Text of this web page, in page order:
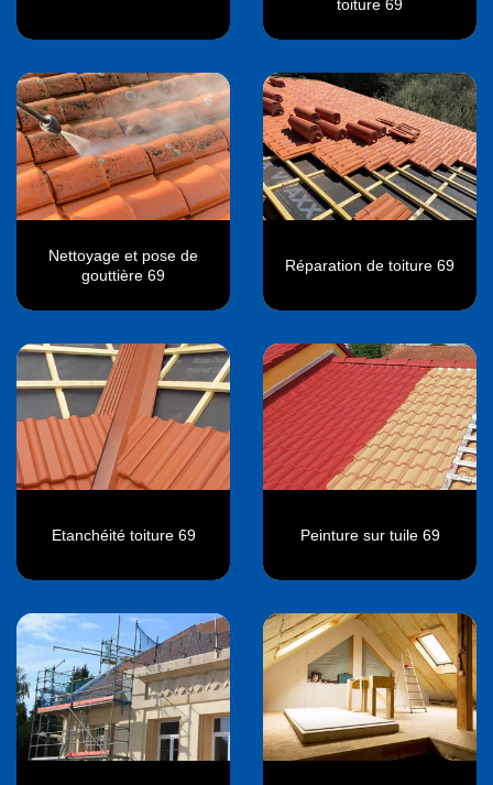
toiture 69
Nettoyage et pose de
gouttière 69
Réparation de toiture 69
Etanchéité toiture 69 Peinture sur tuile 69